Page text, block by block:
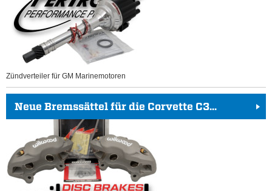
Zündverteiler für GM Marinemotoren
Neue Bremssättel für die Corvette C3...